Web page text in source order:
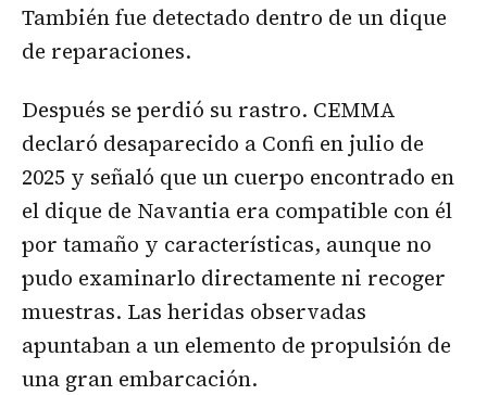
También fue detectado dentro de un dique
de reparaciones.
Después se perdió su rastro. CEMMA
declaró desaparecido a Confi en julio de
2025 y señaló que un cuerpo encontrado en
el dique de Navantia era compatible con él
por tamaño y características, aunque no
pudo examinarlo directamente ni recoger
muestras. Las heridas observadas
apuntaban a un elemento de propulsión de
una gran embarcación.